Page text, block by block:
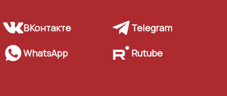
ВКонтакте Telegram
WhatsApp Rutube